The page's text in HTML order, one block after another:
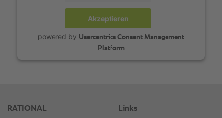
Akzeptieren
powered by Usercentrics Consent Management
Platform